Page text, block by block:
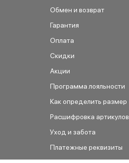
Обмен и возврат
Гарантия
Оплата
Скидки
Акции
Программа лояльности
Как определить размер
Расшифровка артикулов
Уход и забота
Платежные реквизиты